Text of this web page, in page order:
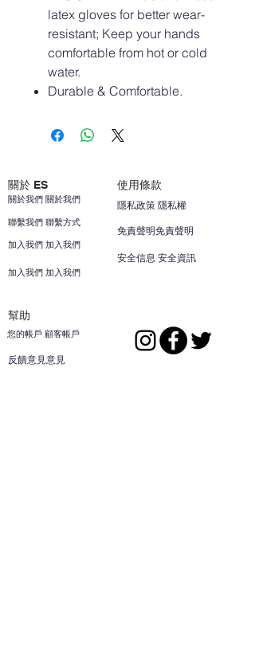
latex gloves for better wear-
resistant; Keep your hands
comfortable from hot or cold
water.
Durable & Comfortable.
關於 ES 使用條款
聯繫我們 聯繫方式
加入我們 加入我們
關於我們 關於我們
加入我們 加入我們
安全信息 安全資訊
免責聲明免責聲明
隱私政策 隱私權
幫助
您的帳戶 顧客帳戶
反饋意見意見